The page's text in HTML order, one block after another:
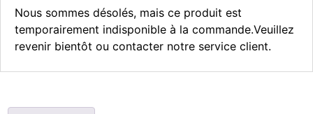
Nous sommes désolés, mais ce produit est
temporairement indisponible à la commande.Veuillez
revenir bientôt ou contacter notre service client.